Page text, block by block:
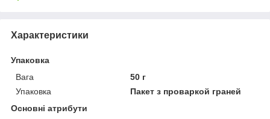
Характеристики
Упаковка
Вага
50 г
Упаковка
Пакет з проваркой граней
Основні атрибути